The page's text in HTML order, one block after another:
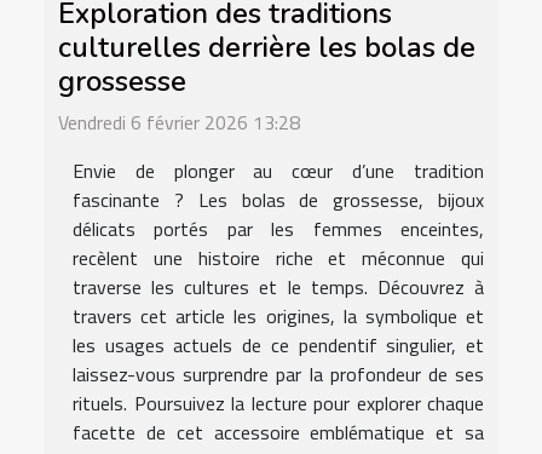
Exploration des traditions
culturelles derrière les bolas de
grossesse
Vendredi 6 février 2026 13:28
Envie de plonger au cœur d’une tradition
fascinante ? Les bolas de grossesse, bijoux
délicats portés par les femmes enceintes,
recèlent une histoire riche et méconnue qui
traverse les cultures et le temps. Découvrez à
travers cet article les origines, la symbolique et
les usages actuels de ce pendentif singulier, et
laissez-vous surprendre par la profondeur de ses
rituels. Poursuivez la lecture pour explorer chaque
facette de cet accessoire emblématique et sa